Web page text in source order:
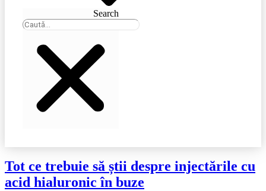
Search
Tot ce trebuie să știi despre injectările cu
acid hialuronic în buze